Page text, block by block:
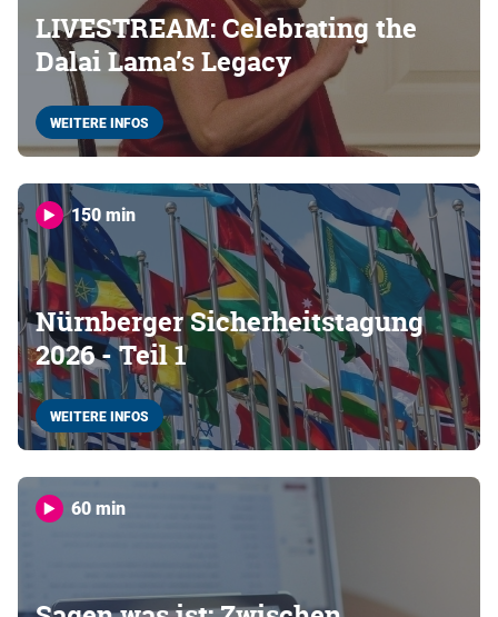
LIVESTREAM: Celebrating the
Dalai Lama’s Legacy
WEITERE INFOS
150 min
Nürnberger Sicherheitstagung
2026 - Teil 1
WEITERE INFOS
60 min